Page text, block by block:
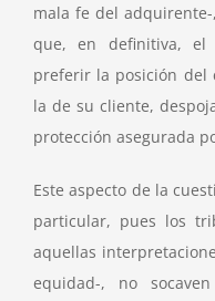
mala fe del
que, en definitiva, el
preferir la posición del
la de su cliente,
protección asegurada
Este aspecto de la
particular, pues los
aquellas
equidad-, no